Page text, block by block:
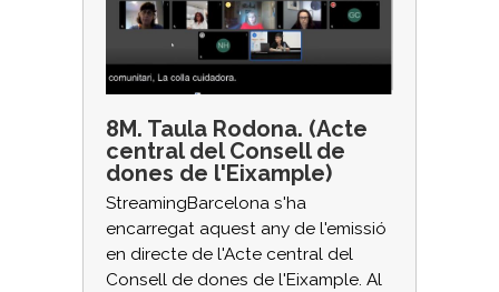
8M. Taula Rodona. (Acte
central del Consell de
dones de l'Eixample)
StreamingBarcelona s'ha
encarregat aquest any de l'emissió
en directe de l'Acte central del
Consell de dones de l'Eixample. Al